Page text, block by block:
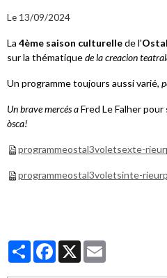
Le 13/09/2024
La 4ème saison culturellede l'
sur la thématiquede la creacion
Un programme toujours aussi varié,
Un brave mercés aFred Le Falher
òsca!
programmeostal3voletsexte-
programmeostal3voletsinte-
PartagerFacebook
X